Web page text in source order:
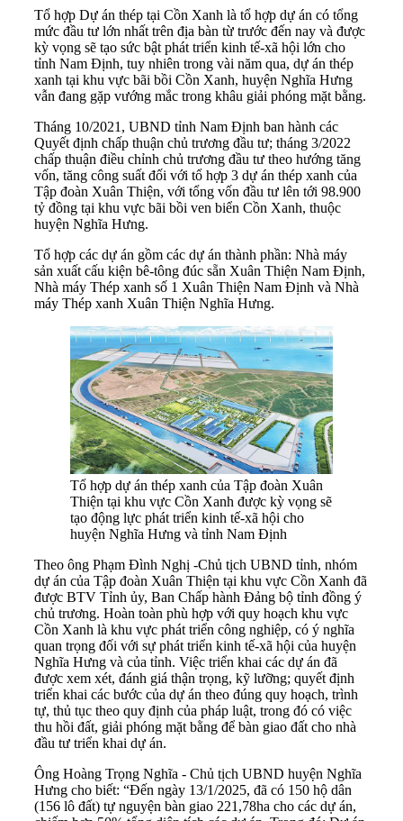
Tổ hợp Dự án thép tại Cồn Xanh là tổ hợp dự án có tổng
mức đầu tư lớn nhất trên địa bàn từ trước đến nay và được
kỳ vọng sẽ tạo sức bật phát triển kinh tế-xã hội lớn cho
tỉnh Nam Định, tuy nhiên trong vài năm qua, dự án thép
xanh tại khu vực bãi bồi Cồn Xanh, huyện Nghĩa Hưng
vẫn đang gặp vướng mắc trong khâu giải phóng mặt bằng.
Tháng 10/2021, UBND tỉnh Nam Định ban hành các
Quyết định chấp thuận chủ trương đầu tư; tháng 3/2022
chấp thuận điều chỉnh chủ trương đầu tư theo hướng tăng
vốn, tăng công suất đối với tổ hợp 3 dự án thép xanh của
Tập đoàn Xuân Thiện, với tổng vốn đầu tư lên tới 98.900
tỷ đồng tại khu vực bãi bồi ven biển Cồn Xanh, thuộc
huyện Nghĩa Hưng.
Tổ hợp các dự án gồm các dự án thành phần: Nhà máy
sản xuất cấu kiện bê-tông đúc sẵn Xuân Thiện Nam Định,
Nhà máy Thép xanh số 1 Xuân Thiện Nam Định và Nhà
máy Thép xanh Xuân Thiện Nghĩa Hưng.
Tổ hợp dự án thép xanh của Tập đoàn Xuân
Thiện tại khu vực Cồn Xanh được kỳ vọng sẽ
tạo động lực phát triển kinh tế-xã hội cho
huyện Nghĩa Hưng và tỉnh Nam Định
Theo ông Phạm Đình Nghị -Chủ tịch UBND tỉnh, nhóm
dự án của Tập đoàn Xuân Thiện tại khu vực Cồn Xanh đã
được BTV Tỉnh ủy, Ban Chấp hành Đảng bộ tỉnh đồng ý
chủ trương. Hoàn toàn phù hợp với quy hoạch khu vực
Cồn Xanh là khu vực phát triển công nghiệp, có ý nghĩa
quan trọng đối với sự phát triển kinh tế-xã hội của huyện
Nghĩa Hưng và của tỉnh. Việc triển khai các dự án đã
được xem xét, đánh giá thận trọng, kỹ lưỡng; quyết định
triển khai các bước của dự án theo đúng quy hoạch, trình
tự, thủ tục theo quy định của pháp luật, trong đó có việc
thu hồi đất, giải phóng mặt bằng để bàn giao đất cho nhà
đầu tư triển khai dự án.
Ông Hoàng Trọng Nghĩa - Chủ tịch UBND huyện Nghĩa
Hưng cho biết: “Đến ngày 13/1/2025, đã có 150 hộ dân
(156 lô đất) tự nguyện bàn giao 221,78ha cho các dự án,